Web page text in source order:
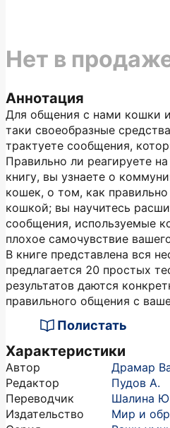
Аннотация
Для общения с нами кошки
таки своеобразные
трактуете сообщения,
Правильно ли реагируете
книгу, вы узнаете о
кошек, о том, как
кошкой; вы научитесь
сообщения, используемые
плохое самочувствие
В книге представлена вся
предлагается 20 простых
результатов даются
правильного общения с
Полистать
Характеристики
Автор
Драмар
Редактор
Пудов А.
Переводчик
Шалина
Издательство
Мир и
Нет в